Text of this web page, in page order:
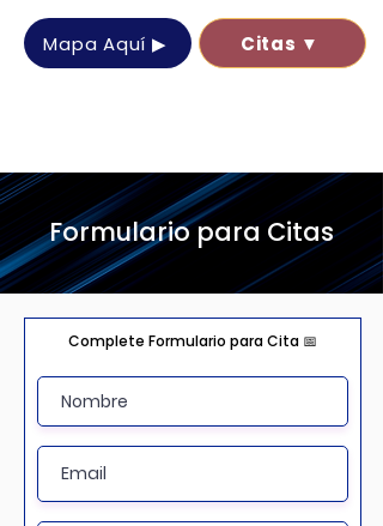
Mapa Aquí ▶ Citas ▼
Formulario para Citas
Complete Formulario para Cita 📅